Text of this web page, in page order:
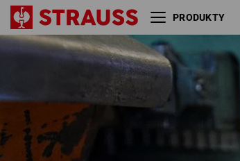
PRODUKTY
Teleskopická LED lampa s
magnetem